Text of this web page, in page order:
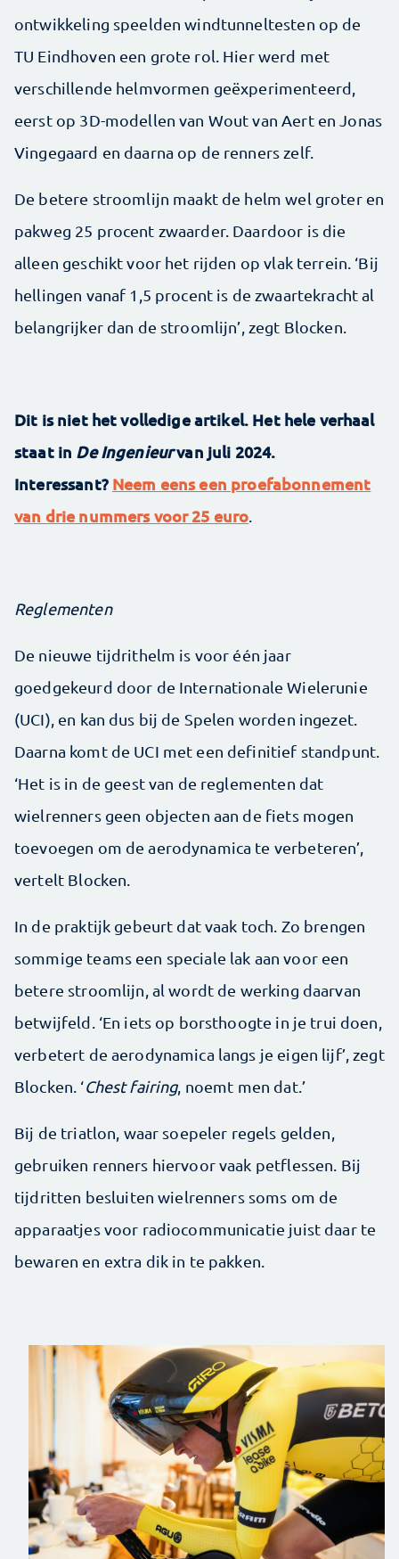
ontwikkeling speelden windtunneltesten op de
TU Eindhoven een grote rol. Hier werd met
verschillende helmvormen geëxperimenteerd,
eerst op 3D-modellen van Wout van Aert en Jonas
Vingegaard en daarna op de renners zelf.
De betere stroomlijn maakt de helm wel groter en
pakweg 25 procent zwaarder. Daardoor is die
alleen geschikt voor het rijden op vlak terrein. ‘Bij
hellingen vanaf 1,5 procent is de zwaartekracht al
belangrijker dan de stroomlijn’, zegt Blocken.
Dit is niet het volledige artikel. Het hele verhaal
staat in De Ingenieurvan juli 2024.
Interessant? Neem eens een proefabonnement
van drie nummers voor 25 euro
Reglementen
De nieuwe tijdrithelm is voor één jaar
goedgekeurd door de Internationale Wielerunie
(UCI), en kan dus bij de Spelen worden ingezet.
Daarna komt de UCI met een definitief standpunt.
‘Het is in de geest van de reglementen dat
wielrenners geen objecten aan de fiets mogen
toevoegen om de aerodynamica te verbeteren’,
vertelt Blocken.
In de praktijk gebeurt dat vaak toch. Zo brengen
sommige teams een speciale lak aan voor een
betere stroomlijn, al wordt de werking daarvan
betwijfeld. ‘En iets op borsthoogte in je trui doen,
verbetert de aerodynamica langs je eigen lijf’, zegt
Blocken. ‘Chest fairing, noemt men dat.’
Bij de triatlon, waar soepeler regels gelden,
gebruiken renners hiervoor vaak petflessen. Bij
tijdritten besluiten wielrenners soms om de
apparaatjes voor radiocommunicatie juist daar te
bewaren en extra dik in te pakken.